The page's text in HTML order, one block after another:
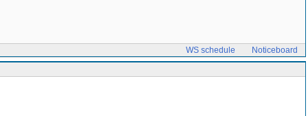
WS schedule
Noticeboard